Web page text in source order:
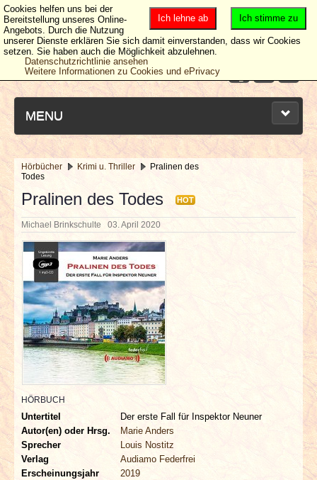
MENU
NEUESTE ARTIKEL
NEWS & DATES
BERICHTE
VERLOSUNGEN
INTERVIEWS
SPECIALS
REDAKTION
LINKS
ARCHIV
Hörbücher Krimi u. Thriller
Pralinen des
Todes
Pralinen des Todes HOT
Michael Brinkschulte 03. April 2020
HÖRBUCH
Untertitel
Der erste Fall für Inspektor Neuner
Autor(en) oder Hrsg.
Marie Anders
Sprecher
Louis Nostitz
Verlag
Audiamo Federfrei
Erscheinungsjahr
2019
Ich stimme zu
Ich lehne ab
Cookies helfen uns bei der
Bereitstellung unseres Online-
Angebots. Durch die Nutzung
unserer Dienste erklären Sie sich damit einverstanden, dass wir Cookies
setzen. Sie haben auch die Möglichkeit abzulehnen.
Datenschutzrichtlinie ansehen
Weitere Informationen zu Cookies und ePrivacy